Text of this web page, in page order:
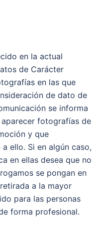
en la actual
de Carácter
en las que
de dato de
se informa
fotografías de
y que
ello. Si en algún caso,
en ellas desea que no
se pongan en
a la mayor
para las personas
forma profesional.